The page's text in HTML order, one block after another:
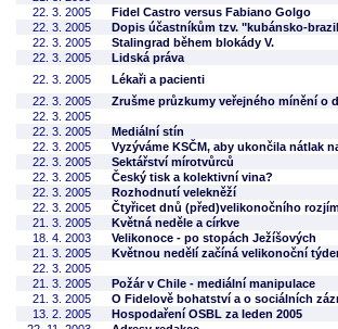
22. 3. 2005
Fidel Castro versus Fabiano Golgo
22. 3. 2005
Dopis účastníkům tzv. "kubánsko-
22. 3. 2005
Stalingrad během blokády V.
22. 3. 2005
Lidská práva
22. 3. 2005
Lékaři a pacienti
22. 3. 2005
Zrušme průzkumy veřejného mínění o
22. 3. 2005
22. 3. 2005
Mediální stín
22. 3. 2005
Vyzýváme KSČM, aby ukončila nátlak
22. 3. 2005
Sektářství mírotvůrců
22. 3. 2005
Český tisk a kolektivní vina?
22. 3. 2005
Rozhodnutí velekněží
22. 3. 2005
Čtyřicet dnů (před)velikonočního
21. 3. 2005
Květná neděle a církve
18. 4. 2003
Velikonoce - po stopách Ježíšových
21. 3. 2005
Květnou nedělí začíná velikonoční
22. 3. 2005
21. 3. 2005
Požár v Chile - mediální manipulace
21. 3. 2005
O Fidelově bohatství a o sociálních
13. 2. 2005
Hospodaření OSBL za leden 2005